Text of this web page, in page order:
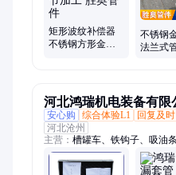
矩形波纹补偿器
不锈钢方形金属
不锈钢
法兰式
河北鸿瑞机电装备有限
安心购
综合体验L1 回复及时
河北沧州
主营： 槽罐车、铁钩子、吸油
柜车、砖瓦锤、展示柜、套管
样器、堵漏带、铜钳子、铜板